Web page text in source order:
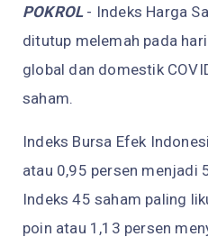
POKROL- Indeks Harga
ditutup melemah pada
global dan domestik
saham.
Indeks Bursa Efek
atau 0,95 persen menjadi
Indeks 45 saham paling
poin atau 1,13 persen